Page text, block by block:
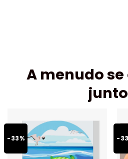
A menudo
-33% -